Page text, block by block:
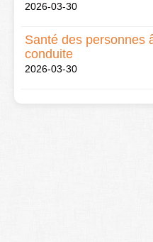
2026-03-30
Santé des personnes
conduite
2026-03-30